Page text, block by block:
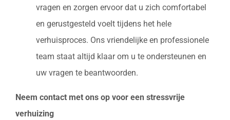
vragen en zorgen ervoor dat u zich comfortabel
en gerustgesteld voelt tijdens het hele
verhuisproces. Ons vriendelijke en professionele
team staat altijd klaar om u te ondersteunen en
uw vragen te beantwoorden.
Neem contact met ons op voor een stressvrije
verhuizing